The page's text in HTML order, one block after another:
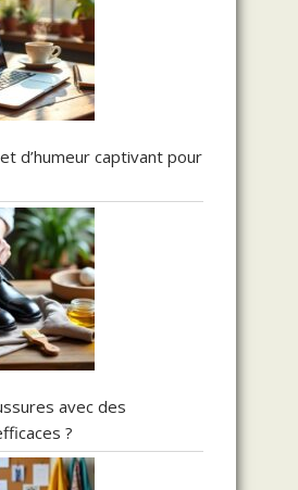
d’humeur captivant pour
avec des
?